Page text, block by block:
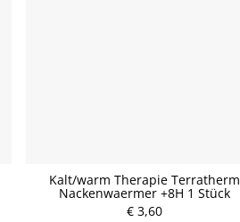
Kalt/warm Therapie Terratherm
Nackenwaermer +8H 1 Stück
€ 3,60P